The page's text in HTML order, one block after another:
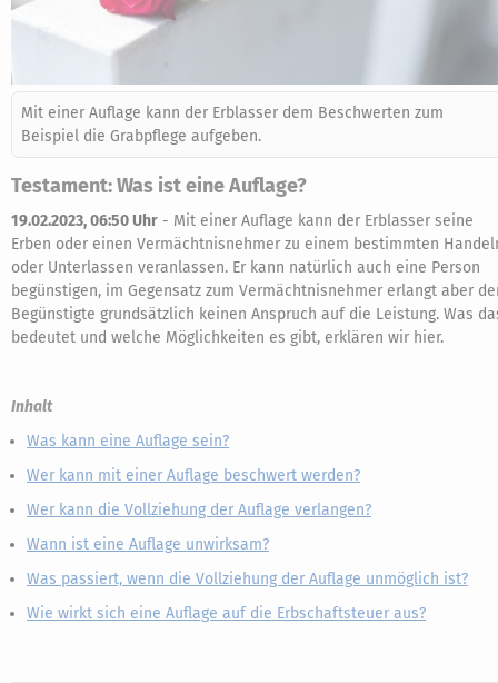
Mit einer Auflage kann der Erblasser dem Beschwerten zum
Beispiel die Grabpflege aufgeben.
Testament: Was ist eine Auflage?
19.02.2023, 06:50 Uhr - Mit einer Auflage kann der Erblasser seine
Erben oder einen Vermächtnisnehmer zu einem bestimmten
oder Unterlassen veranlassen. Er kann natürlich auch eine Person
begünstigen, im Gegensatz zum Vermächtnisnehmer erlangt aber
Begünstigte grundsätzlich keinen Anspruch auf die Leistung. Was
bedeutet und welche Möglichkeiten es gibt, erklären wir hier.
Inhalt
Was kann eine Auflage sein?
Wer kann mit einer Auflage beschwert werden?
Wer kann die Vollziehung der Auflage verlangen?
Wann ist eine Auflage unwirksam?
Was passiert, wenn die Vollziehung der Auflage unmöglich ist?
Wie wirkt sich eine Auflage auf die Erbschaftsteuer aus?